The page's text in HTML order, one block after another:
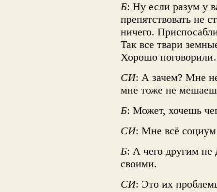
Б: Ну если разум у
препятствовать не
ничего.
Так все твари
Хорошо
СИ: А зачем? Мне
мне тоже не
Б: Может, хочешь
СИ: Мне всё социум
Б: А чего другим не
своими.
СИ: Это их